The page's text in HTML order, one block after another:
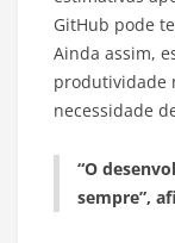
GitHub pode
Ainda assim,
produtividade
necessidade
“O
sempre”,